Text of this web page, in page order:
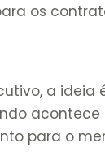
os
a
acontece
para o